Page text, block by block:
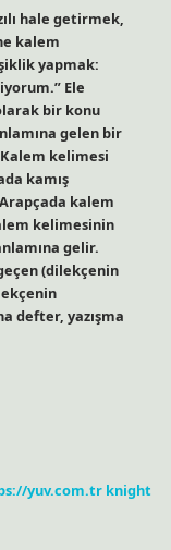
hale getirmek,
kalem
yapmak:
Ele
bir konu
gelen bir
kelimesi
kamış
kalem
kelimesinin
gelir.
(dilekçenin
defter, yazışma
yuv.com.tr knight